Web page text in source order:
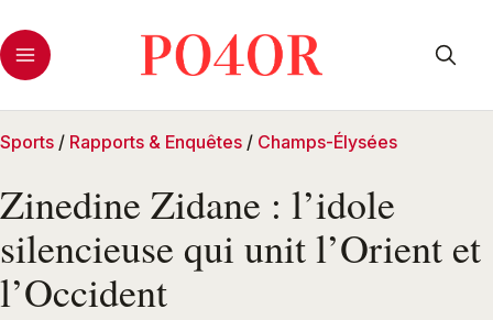
Sports / Rapports & Enquêtes / Champs-Élysées
Zinedine Zidane : l’idole
silencieuse qui unit l’Orient et
l’Occident